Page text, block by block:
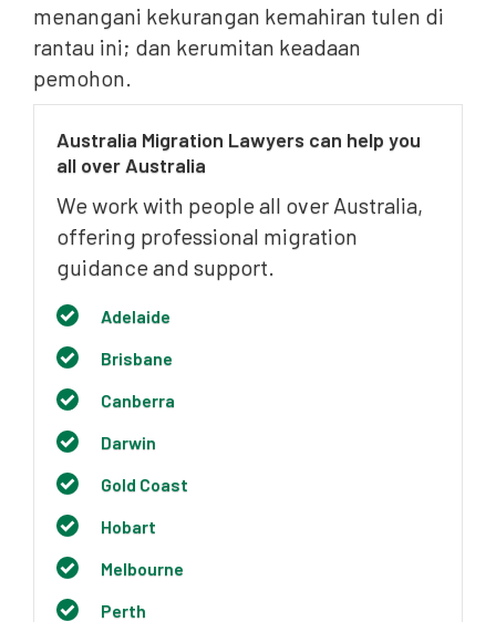
menangani kekurangan kemahiran tulen di
rantau ini; dan kerumitan keadaan
pemohon.
Australia Migration Lawyers can help you
all over Australia
We work with people all over Australia,
offering professional migration
guidance and support.
Adelaide
Brisbane
Canberra
Darwin
Gold Coast
Hobart
Melbourne
Perth